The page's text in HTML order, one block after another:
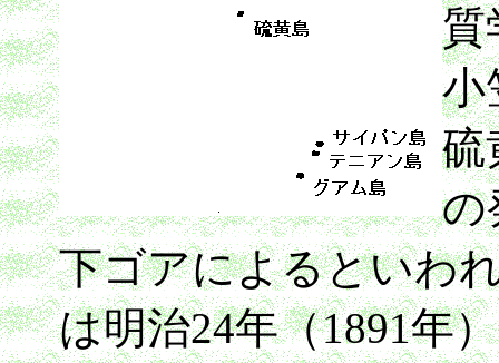
質
小
硫
の
下ゴアによるといわ
は明治24年（1891年